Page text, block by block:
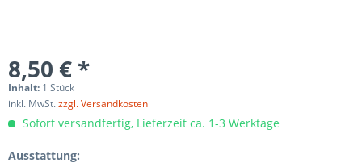
8,50 € *
Inhalt: 1 Stück
inkl. MwSt.zzgl. Versandkosten
Sofort versandfertig, Lieferzeit ca. 1-3 Werktage
Ausstattung: